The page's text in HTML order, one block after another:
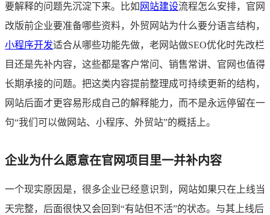
要解释的问题先沉淀下来。比如 网站建设流程怎么安排，官网
改版前企业要准备哪些资料，外贸网站为什么要分语言结构，
小程序开发适合从哪些功能先做，老网站做SEO优化时先改栏
目还是先补内容，这些都是客户常问、销售常讲、官网也值得
长期承接的问题。把这类内容提前整理成可持续更新的结构，
网站后面才更容易形成自己的解释能力，而不是永远停留在一
句“我们可以做网站、小程序、外贸站”的概括上。
企业为什么愿意在官网项目里一并补内容
一个现实原因是，很多企业已经意识到，网站如果只在上线当
天完整，后面很快又会回到“有站但不活”的状态。与其上线后